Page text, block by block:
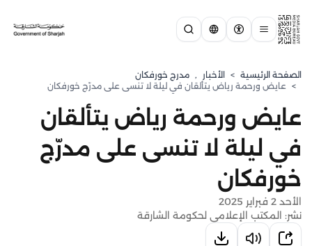
الصفحة الرئيسية > الأخبار , مدرج خورفكان
> عايض ورحمة رياض يتألقان في ليلة لا تنسى على مدرّج خورفكان
عايض ورحمة رياض يتألقان
في ليلة لا تنسى على مدرّج
خورفكان
الأحد 2 فبراير 2025
نشر: المكتب الإعلامي لحكومة الشارقة